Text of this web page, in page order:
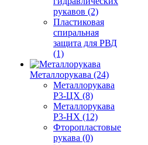
рукавов (2)
Пластиковая
спиральная
защита для РВД
(1)
Металлорукава (24)
Металлорукава
Р3-ЦХ (8)
Металлорукава
Р3-НХ (12)
Фторопластовые
рукава (0)